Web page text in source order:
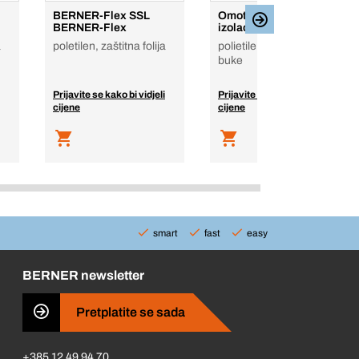
BERNER-Flex SSL
BERNER-Flex
poletilen, zaštitna folija
Prijavite se kako bi vidjeli
cijene
Omotač za zvučnu
izolaciju Iso-SSl AS
polietilen-pjena, zaštita
buke
Prijavite se kako bi vidjeli
cijene
smart fast easy
BERNER newsletter
Pretplatite se sada